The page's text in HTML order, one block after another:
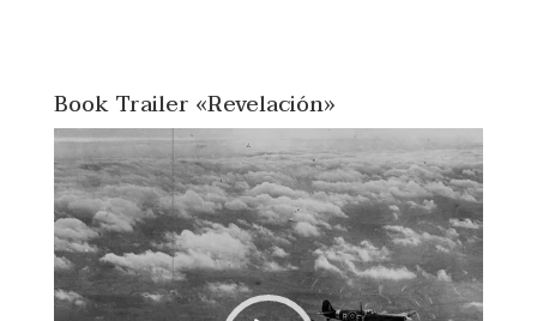
Book Trailer «Revelación»
Reproductor
de
vídeo